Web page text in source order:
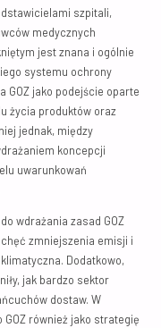
szpitali,
medycznych
jest znana i ogólnie
systemu ochrony
GOZ jako podejście oparte
życia produktów oraz
jednak, między
koncepcji
uwarunkowań
wdrażania zasad GOZ
zmniejszenia emisji i
Dodatkowo,
jak bardzo sektor
dostaw. W
również jako strategię